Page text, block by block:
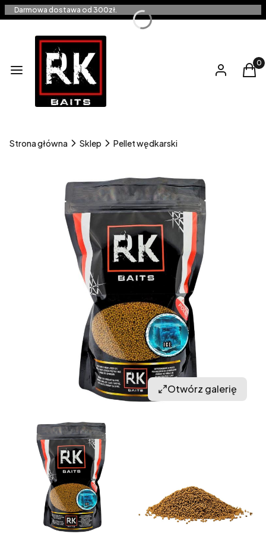
Darmowa dostawa od 300zł.
Menu Zaloguj się
Strona główna Sklep Pellet wędkarski
Otwórz galerię